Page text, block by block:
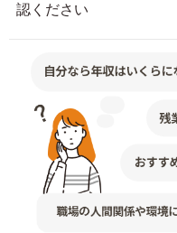
認ください